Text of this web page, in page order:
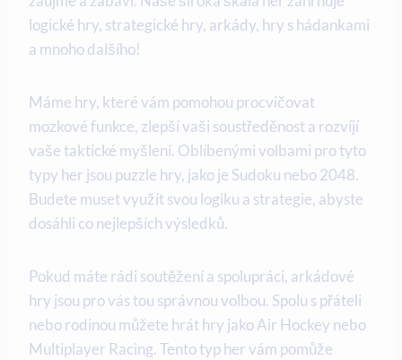
logické hry, strategické hry, arkády, hry s hádankami
a mnoho dalšího!
Máme hry, které vám pomohou procvičovat
mozkové funkce, zlepší vaši soustředěnost a rozvíjí
vaše taktické myšlení. Oblíbenými volbami pro tyto
typy her jsou puzzle hry, jako je Sudoku nebo 2048.
Budete muset využít svou logiku a strategie, abyste
dosáhli co nejlepších výsledků.
Pokud máte rádi soutěžení a spolupráci, arkádové
hry jsou pro vás tou správnou volbou. Spolu s přáteli
nebo rodinou můžete hrát hry jako Air Hockey nebo
Multiplayer Racing. Tento typ her vám pomůže